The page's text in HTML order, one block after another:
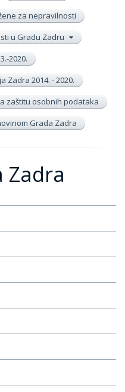
za nepravilnosti
u Gradu Zadru
2020.
Zadra 2014. - 2020.
zaštitu osobnih podataka
Grada Zadra
Zadra